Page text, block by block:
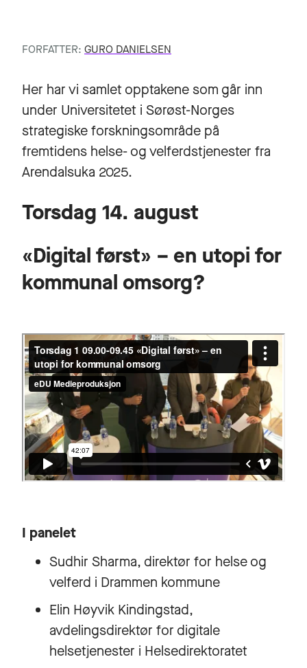
FORFATTER: GURO DANIELSEN
Her har vi samlet opptakene som går inn
under Universitetet i Sørøst-Norges
strategiske forskningsområde på
fremtidens helse- og velferdstjenester fra
Arendalsuka 2025.
Torsdag 14. august
«Digital først» – en utopi for
kommunal omsorg?
I panelet
Sudhir Sharma, direktør for helse og
velferd i Drammen kommune
Elin Høyvik Kindingstad,
avdelingsdirektør for digitale
helsetjenester i Helsedirektoratet